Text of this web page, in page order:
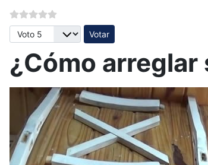
Por favor, vote
¿Cómo